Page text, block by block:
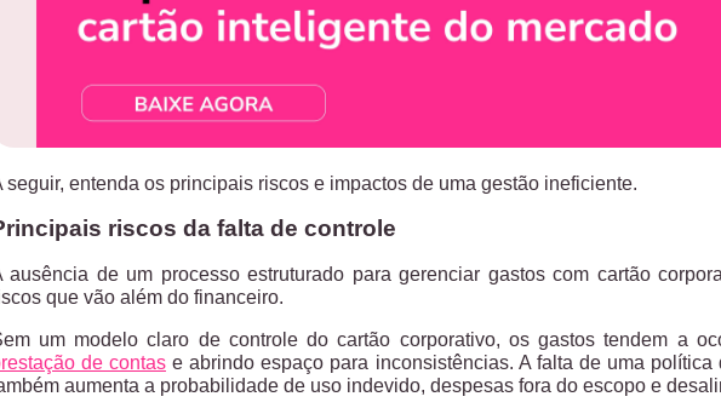
seguir, entenda os principais riscos e impactos de uma gestão ineficiente.
riscos da falta de controle
ausência de um processo estruturado para gerenciar gastos com cartão
que vão além do financeiro.
um modelo claro de controle do cartão corporativo, os gastos tendem a
de contase abrindo espaço para inconsistências. A falta de uma
aumenta a probabilidade de uso indevido, despesas fora do escopo e